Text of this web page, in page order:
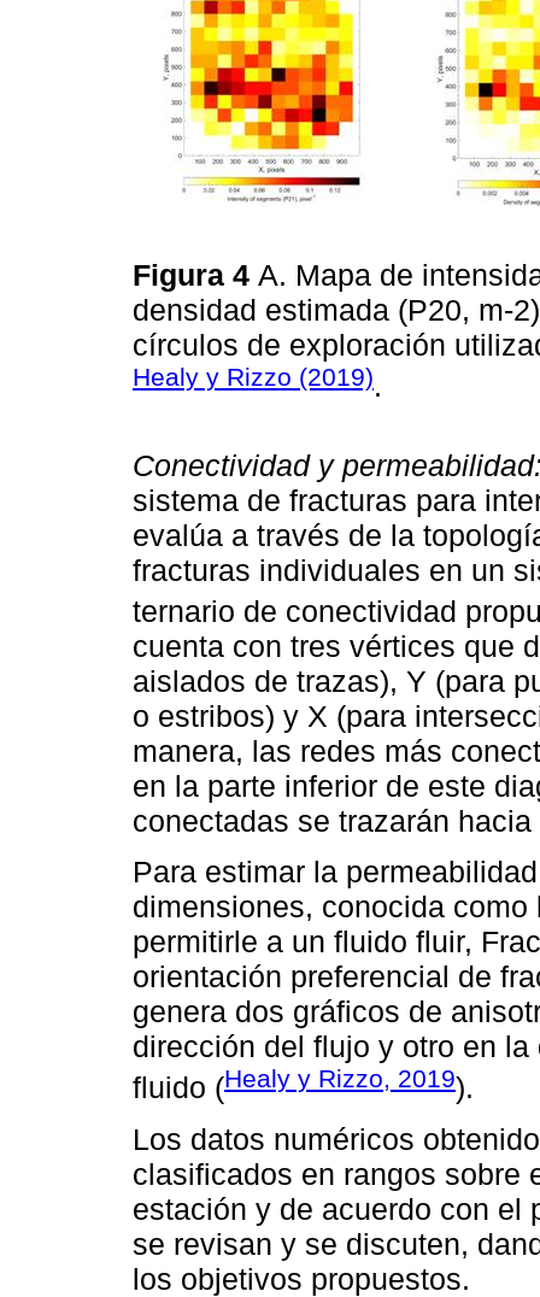
Figura 4 A. Mapa de
densidad estimada (P20, m-
círculos de exploración
Healy y Rizzo (2019).
Conectividad y
sistema de fracturas para
evalúa a través de la
fracturas individuales en un
ternario de conectividad
cuenta con tres vértices que
aislados de trazas), Y (para
o estribos) y X (para
manera, las redes más
en la parte inferior de este
conectadas se trazarán
Para estimar la
dimensiones, conocida
permitirle a un fluido fluir,
orientación preferencial de
genera dos gráficos de
dirección del flujo y otro en
fluido (Healy y Rizzo, 2019).
Los datos numéricos
clasificados en rangos sobre
estación y de acuerdo con el
se revisan y se discuten,
los objetivos propuestos.